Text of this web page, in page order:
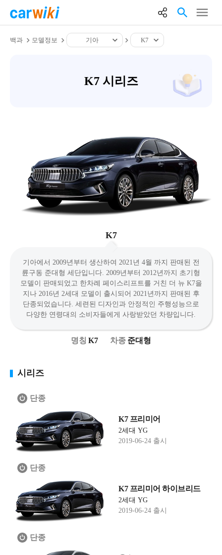
백과 모델정보 기아 K7
K7 시리즈
K7
기아에서 2009년부터 생산하여 2021년 4월 까지 판매된 전
륜구동 준대형 세단입니다. 2009년부터 2012년까지 초기형
모델이 판매되었고 한차례 페이스리프트를 거친 더 뉴 K7을
지나 2016년 2세대 모델이 출시되어 2021년까지 판매된 후
단종되었습니다. 세련된 디자인과 안정적인 주행성능으로
다양한 연령대의 소비자들에게 사랑받았던 차량입니다.
K7 준대형
시리즈
단종
K7 프리미어
2세대 YG
2019-06-24 출시
단종
K7 프리미어 하이브리드
2세대 YG
2019-06-24 출시
단종